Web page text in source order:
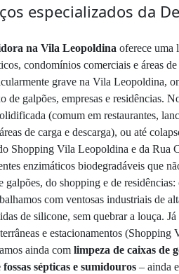
especializados da
na Vila Leopoldina oferece uma
condomínios comerciais e áreas
grave na Vila Leopoldina,
de galpões, empresas e residências.
(comum em restaurantes,
de carga e descarga), ou até
Shopping Vila Leopoldina e da Rua
enzimáticos biodegradáveis que
galpões, do shopping e de
com ventosas industriais de
de silicone, sem quebrar a louça. Já
e estacionamentos
ainda com limpeza de caixas de
sépticas e sumidouros – ainda